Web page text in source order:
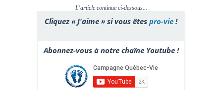
L'article continue ci-dessous...
Cliquez « J'aime » si vous êtes pro-vie !
Abonnez-vous à notre chaîne Youtube !